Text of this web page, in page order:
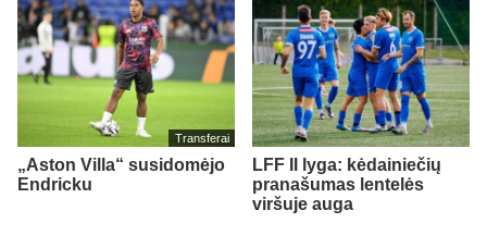
Transferai
„Aston Villa“ susidomėjo
Endricku
LFF II lyga: kėdainiečių
pranašumas lentelės
viršuje auga